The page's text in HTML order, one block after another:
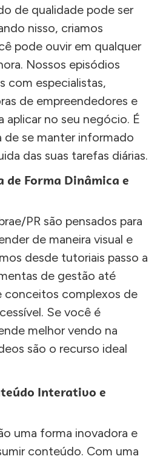
de qualidade pode ser
nisso, criamos
pode ouvir em qualquer
Nossos episódios
com especialistas,
de empreendedores e
aplicar no seu negócio. É
de se manter informado
das suas tarefas diárias.
Forma Dinâmica e
PR são pensados para
de maneira visual e
desde tutoriais passo a
de gestão até
conceitos complexos de
Se você é
melhor vendo na
são o recurso ideal
Interativo e
uma forma inovadora e
conteúdo. Com uma